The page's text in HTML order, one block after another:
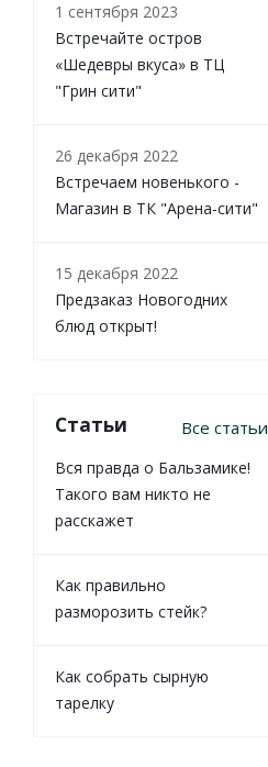
1 сентября 2023
Встречайте остров
«Шедевры вкуса» в ТЦ
"Грин сити"
26 декабря 2022
Встречаем новенького -
Магазин в ТК "Арена-сити"
15 декабря 2022
Предзаказ Новогодних
блюд открыт!
Статьи Все статьи
Вся правда о Бальзамике!
Такого вам никто не
расскажет
Как правильно
разморозить стейк?
Как собрать сырную
тарелку